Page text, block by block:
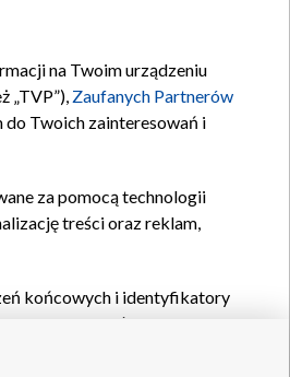
na Twoim urządzeniu
„TVP”), Zaufanych Partnerów
Twoich zainteresowań i
za pomocą technologii
treści oraz reklam,
końcowych i identyfikatory
oraz pozostałych
spersonalizowanych